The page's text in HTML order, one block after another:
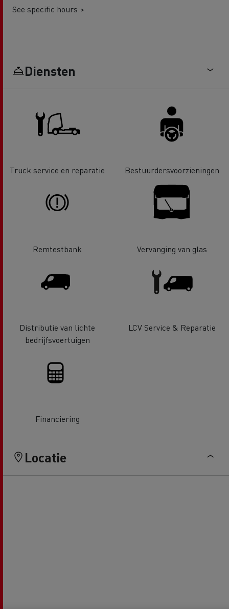
See specific hours >
Diensten
Truck service en reparatie Bestuurdersvoorzieningen
Remtestbank Vervanging van glas
Distributie van lichte
bedrijfsvoertuigen
LCV Service & Reparatie
Financiering
Locatie